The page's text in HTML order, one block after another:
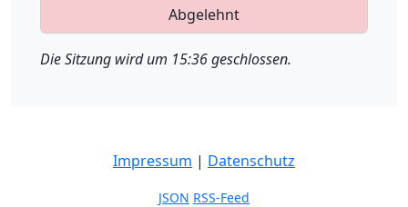
Abgelehnt
Die Sitzung wird um 15:36 geschlossen.
Impressum | Datenschutz
JSON RSS-Feed